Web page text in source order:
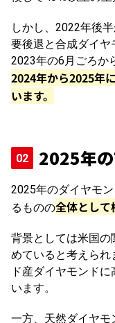
しかし、2022年後
要後退と合成ダイヤ
2023年の6月ごろか
2024年から2025年
います。
2025年
2025年のダイヤモ
るものの全体として
背景としては米国
めていると考えら
ド産ダイヤモンド
います。
一方、天然ダイヤ